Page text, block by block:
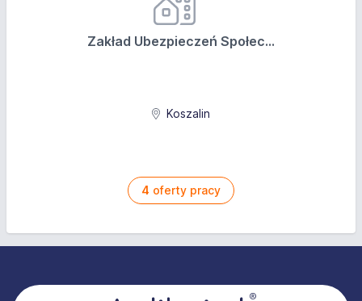
Zakład Ubezpieczeń Społec...
Koszalin
4 oferty pracy